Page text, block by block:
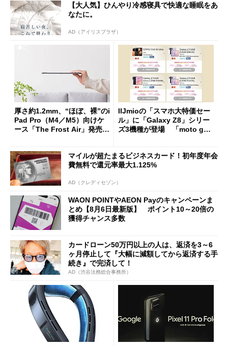
【大人気】ひんやり冷感寝具で快適な睡眠をあ
なたに。
AD（アイリスプラザ）
厚さ約1.2mm、“ほぼ、裸”のi
Pad Pro（M4／M5）向けケ
ース「The Frost Air」発売
IIJmioの「スマホ大特価セー
ル」に「Galaxy Z8」シリー
ズ3機種が登場 「moto g37
マイルが超たまるビジネスカード！初年度年会
費無料で還元率最大1.125%
AD（クレディセゾン）
WAON POINTやAEON Payのキャンペーンま
とめ【8月6日最新版】 ポイント10～20倍の
獲得チャンス多数
カードローン50万円以上の人は、返済を3～6
ヶ月停止して『大幅に減額してから返済する手
続き』で完済して！
AD（渋谷法務総合事務所）